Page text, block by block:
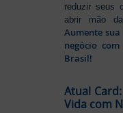
reduzir seus
abrir mão
Aumente
negócio
Brasil!
Atual
Vida com